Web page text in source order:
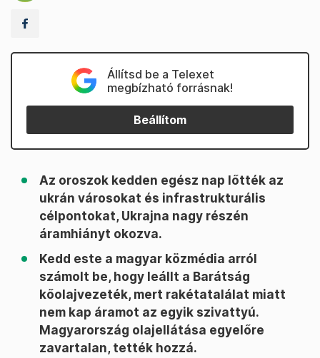
Állítsd be a Telexet
megbízható forrásnak!
Beállítom
Az oroszok kedden egész nap lőtték az
ukrán városokat és infrastrukturális
célpontokat, Ukrajna nagy részén
áramhiányt okozva.
Kedd este a magyar közmédia arról
számolt be, hogy leállt a Barátság
kőolajvezeték, mert rakétatalálat miatt
nem kap áramot az egyik szivattyú.
Magyarország olajellátása egyelőre
zavartalan, tették hozzá.